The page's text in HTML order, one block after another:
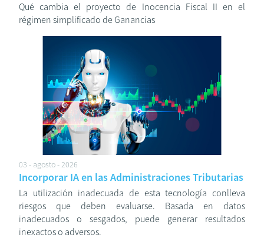
Qué cambia el proyecto de Inocencia Fiscal II en el
régimen simplificado de Ganancias
03 - agosto - 2026
Incorporar IA en las Administraciones Tributarias
La utilización inadecuada de esta tecnología conlleva
riesgos que deben evaluarse. Basada en datos
inadecuados o sesgados, puede generar resultados
inexactos o adversos.